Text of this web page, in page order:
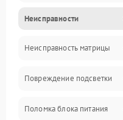
Неисправность
Прочие неисправности
Неисправность звука
Механические
Неисправности
Неисправность матрицы
Повреждение подсветки
Поломка блока питания